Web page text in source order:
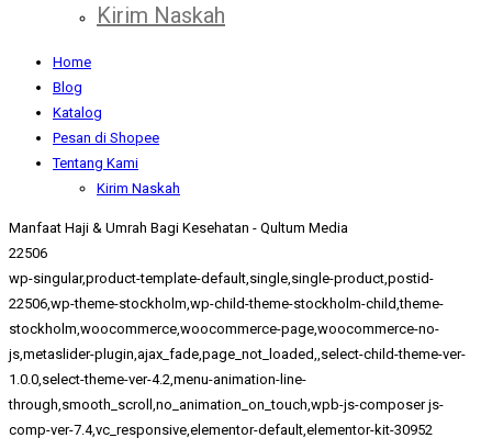
Kirim Naskah
Home
Blog
Katalog
Pesan di Shopee
Tentang Kami
Kirim Naskah
Manfaat Haji & Umrah Bagi Kesehatan - Qultum Media
22506
wp-singular,product-template-default,single,single-product,postid-
22506,wp-theme-stockholm,wp-child-theme-stockholm-child,theme-
stockholm,woocommerce,woocommerce-page,woocommerce-no-
js,metaslider-plugin,ajax_fade,page_not_loaded,,select-child-theme-ver-
1.0.0,select-theme-ver-4.2,menu-animation-line-
through,smooth_scroll,no_animation_on_touch,wpb-js-composer js-
comp-ver-7.4,vc_responsive,elementor-default,elementor-kit-30952